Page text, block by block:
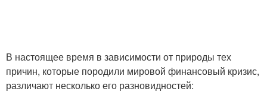
В настоящее время в зависимости от природы тех
причин, которые породили мировой финансовый кризис,
различают несколько его разновидностей: